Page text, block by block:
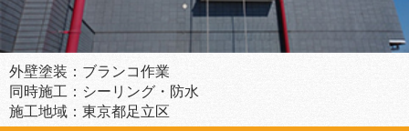
外壁塗装：ブランコ作業
同時施工：シーリング・防水
施工地域：東京都足立区